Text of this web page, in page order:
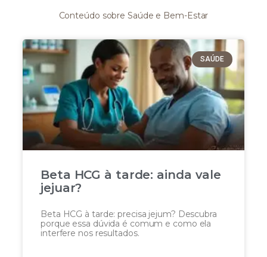
Conteúdo sobre Saúde e Bem-Estar
SAÚDE
Beta HCG à tarde: ainda vale
jejuar?
Beta HCG à tarde: precisa jejum? Descubra
porque essa dúvida é comum e como ela
interfere nos resultados.